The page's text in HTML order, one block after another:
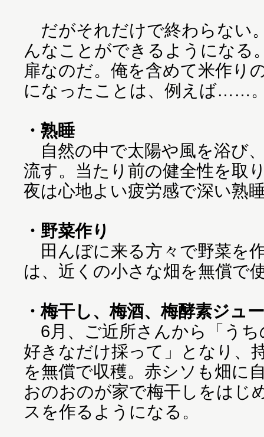
だがそれだけで終わらない
んなことができるようになる
扉なのだ。俺を含めて米作り
になったことは、例えば……
・熟睡
自然の中で太陽や風を浴び
流す。当たり前の健全性を取
夜は心地よい疲労感で深い熟
・野菜作り
田んぼに来る方々で野菜を
は、近くの小さな畑を無償で
・梅干し、梅酒、梅酵素ジュ
6月、ご近所さんから「う
好きなだけ採って」となり、
を無償で収穫。赤シソも畑に
おのおのが家で梅干しをはじ
スを作るようになる。